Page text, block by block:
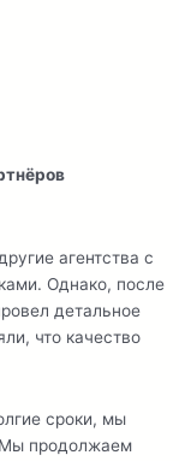
агентства с
Однако, после
детальное
что качество
сроки, мы
Мы продолжаем